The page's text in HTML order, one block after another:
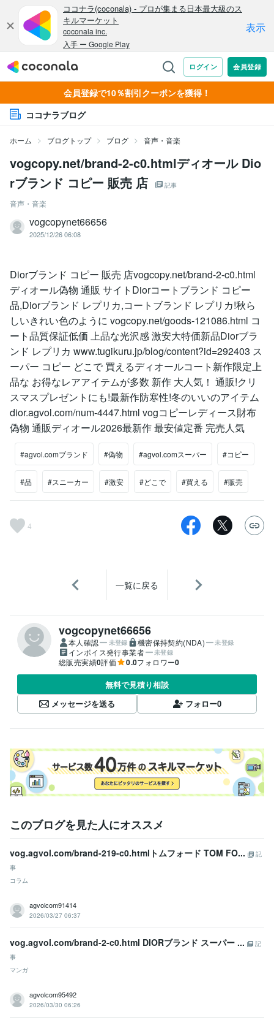
会員登録で10％割引クーポンを獲得！
ココナラブログ
ホーム ブログトップ ブログ 音声・音楽
vogcopy.net/brand-2-c0.htmlディオール Dio
rブランド コピー 販売 店
記事
音声・音楽
vogcopynet66656
2025/12/26 06:08
Diorブランド コピー 販売 店vogcopy.net/brand-2-c0.html
ディオール偽物 通販 サイトDiorコートブランド コピー
品,Diorブランド レプリカ,コートブランド レプリカ!秋ら
しいきれい色のように vogcopy.net/goods-121086.html コ
ート品質保証低価 上品な光沢感 激安大特価新品Diorブラ
ンド レプリカ www.tugikuru.jp/blog/content?id=292403 ス
ーパー コピー どこで 買えるディオールコート新作限定上
品な お得なレアアイテムが多数 新作 大人気！ 通販!クリ
スマスプレゼントにも!最新作防寒性!冬のいいのアイテム
dior.agvol.com/num-4447.html vogコピーレディース財布
偽物 通販ディオール2026最新作 最安値定番 完売人気
#agvol.comブランド #偽物 #agvol.comスーパー #コピー
#品 #スニーカー #激安 #どこで #買える #販売
4
一覧に戻る
vogcopynet66656
本人確認 未登録 機密保持契約(NDA) 未登録
インボイス発行事業者 未登録
総販売実績0評価 0.0フォロワー0
無料で見積り相談
メッセージを送る
フォロー0
このブログを見た人にオススメ
vog.agvol.com/brand-219-c0.htmlトムフォード TOM FO...
記
事
コラム
agvolcom91414
2026/03/27 06:37
vog.agvol.com/brand-2-c0.html DIORブランド スーパー ...
記
事
マンガ
agvolcom95492
2026/03/30 06:26